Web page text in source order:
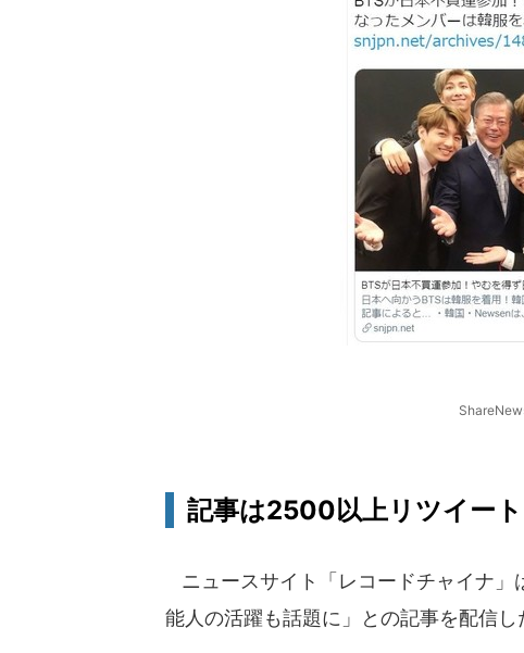
記事は2500以上リツイート
ニュースサイト「レコードチャイナ
能人の活躍も話題に」との記事を配信し